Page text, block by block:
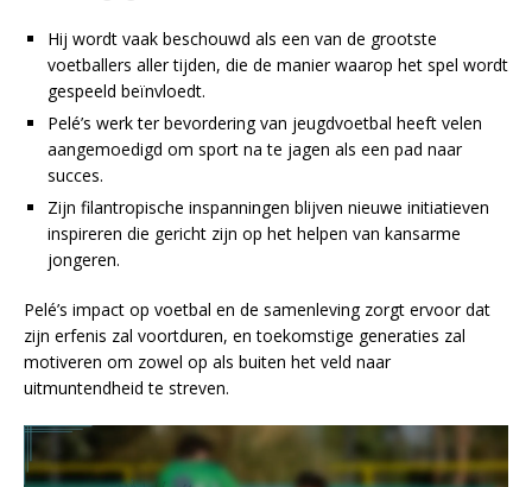
Hij wordt vaak beschouwd als een van de grootste
voetballers aller tijden, die de manier waarop het spel wordt
gespeeld beïnvloedt.
Pelé’s werk ter bevordering van jeugdvoetbal heeft velen
aangemoedigd om sport na te jagen als een pad naar
succes.
Zijn filantropische inspanningen blijven nieuwe initiatieven
inspireren die gericht zijn op het helpen van kansarme
jongeren.
Pelé’s impact op voetbal en de samenleving zorgt ervoor dat
zijn erfenis zal voortduren, en toekomstige generaties zal
motiveren om zowel op als buiten het veld naar
uitmuntendheid te streven.